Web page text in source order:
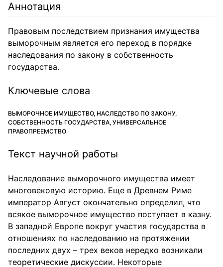
Аннотация
Правовым последствием признания имущества
выморочным является его переход в порядке
наследования по закону в собственность
государства.
Ключевые слова
ВЫМОРОЧНОЕ ИМУЩЕСТВО, НАСЛЕДСТВО ПО ЗАКОНУ,
СОБСТВЕННОСТЬ ГОСУДАРСТВА, УНИВЕРСАЛЬНОЕ
ПРАВОПРЕЕМСТВО
Текст научной работы
Наследование выморочного имущества имеет
многовековую историю. Еще в Древнем Риме
император Август окончательно определил, что
всякое выморочное имущество поступает в казну.
В западной Европе вокруг участия государства в
отношениях по наследованию на протяжении
последних двух – трех веков нередко возникали
теоретические дискуссии. Некоторые